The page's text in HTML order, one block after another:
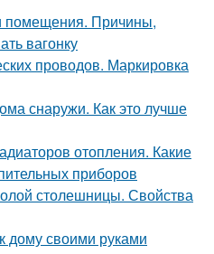
помещения. Причины,
вагонку
проводов. Маркировка
снаружи. Как это лучше
отопления. Какие
приборов
столешницы. Свойства
дому своими руками